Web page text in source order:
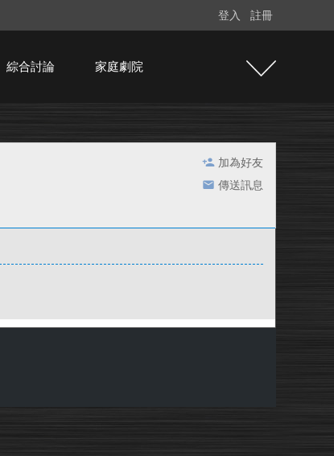
登入 註冊
綜合討論 家庭劇院
加為好友
傳送訊息